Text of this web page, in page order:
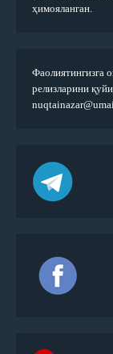
ҳимояланган.
Фаолиятингизга
релизларини